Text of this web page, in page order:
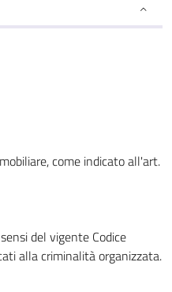
come indicato all'art.
del vigente Codice
alla criminalità organizzata.